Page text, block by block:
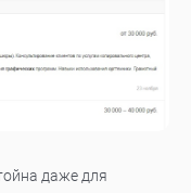
даже для